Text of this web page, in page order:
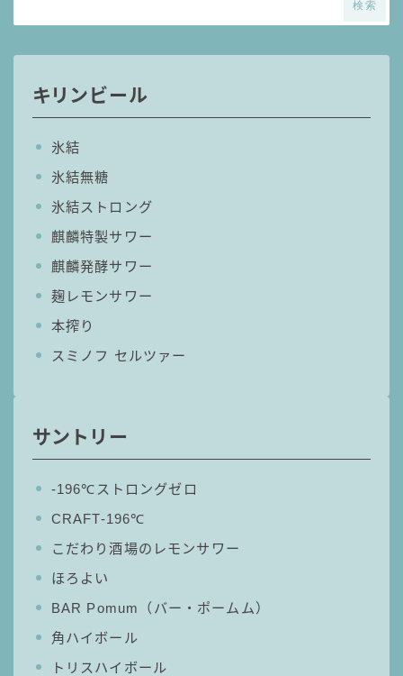
検索
キリンビール
氷結
氷結無糖
氷結ストロング
麒麟特製サワー
麒麟発酵サワー
麹レモンサワー
本搾り
スミノフ セルツァー
サントリー
‐196℃ストロングゼロ
CRAFT-196℃
こだわり酒場のレモンサワー
ほろよい
BAR Pomum（バー・ポームム）
角ハイボール
トリスハイボール